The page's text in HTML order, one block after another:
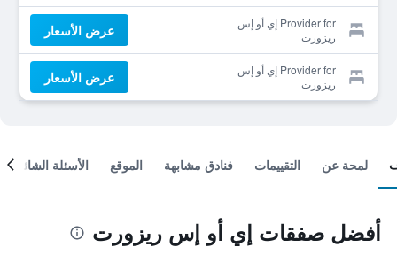
Provider for إي أو إس
ريزورت
عرض الأسعار
Provider for إي أو إس
ريزورت
عرض الأسعار
لمحة عن التقييمات فنادق مشابهة الموقع الأسئلة الشائعة
أفضل صفقات إي أو إس ريزورت